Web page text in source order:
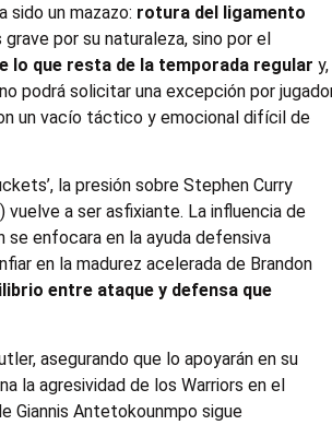
sido un mazazo: rotura del ligamento
por su naturaleza, sino por el
lo que resta de la temporada regular y,
podrá solicitar una excepción por
un vacío táctico y emocional difícil de
la presión sobre Stephen Curry
a ser asfixiante. La influencia de
se enfocara en la ayuda defensiva
en la madurez acelerada de Brandon
entre ataque y defensa que
asegurando que lo apoyarán en su
la agresividad de los Warriors en el
Giannis Antetokounmpo sigue